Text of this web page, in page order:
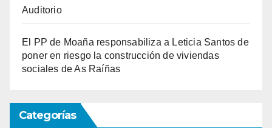
Auditorio
El PP de Moaña responsabiliza a Leticia Santos de
poner en riesgo la construcción de viviendas
sociales de As Raíñas
Categorías